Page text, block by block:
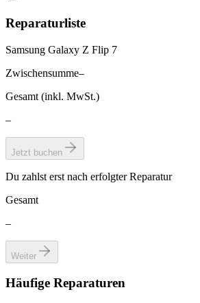
Reparaturliste
Samsung Galaxy Z Flip 7
Zwischensumme–
Gesamt (inkl. MwSt.)
–
Jetzt buchen
Du zahlst erst nach erfolgter Reparatur
Gesamt
–
Weiter
Häufige Reparaturen